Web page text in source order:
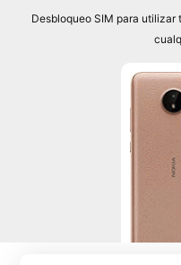
Desbloqueo SIM para utilizar